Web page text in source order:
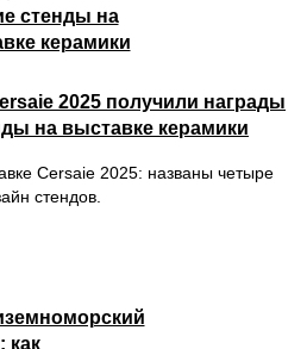
2025 получили награды
на выставке керамики
Cersaie 2025: названы четыре
стендов.